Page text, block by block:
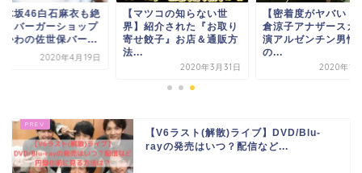
木坂46白石麻衣も絶
】バーガーショップ
かわの佐世保バー...
2020年4月19日
【マツコの知らない世
界】紹介された『お取り
寄せ餃子』お店＆通販方
法...
2020年3月31日
【密着度がヤバい！
倉涼子アナザースカ
演アルゼンチン男性
の...
2020年1
【V6ラスト(解散)ライブ】DVD/Blu-
rayの発売はいつ？配信など...